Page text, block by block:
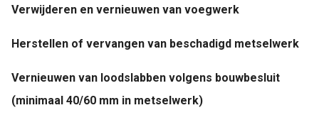
Verwijderen en vernieuwen van voegwerk
Herstellen of vervangen van beschadigd metselwerk
Vernieuwen van loodslabben volgens bouwbesluit
(minimaal 40/60 mm in metselwerk)